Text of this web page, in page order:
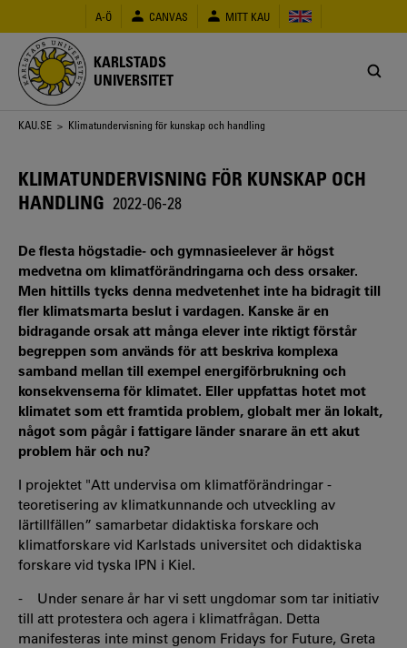
huvudinnehåll
A-Ö CANVAS MITT KAU
KARLSTADS
UNIVERSITET
Länkstig
KAU.SE > Klimatundervisning för kunskap och handling
KLIMATUNDERVISNING FÖR KUNSKAP OCH
HANDLING 2022-06-28
De flesta högstadie- och gymnasieelever är högst
medvetna om klimatförändringarna och dess orsaker.
Men hittills tycks denna medvetenhet inte ha bidragit till
fler klimatsmarta beslut i vardagen. Kanske är en
bidragande orsak att många elever inte riktigt förstår
begreppen som används för att beskriva komplexa
samband mellan till exempel energiförbrukning och
konsekvenserna för klimatet. Eller uppfattas hotet mot
klimatet som ett framtida problem, globalt mer än lokalt,
något som pågår i fattigare länder snarare än ett akut
problem här och nu?
I projektet "Att undervisa om klimatförändringar -
teoretisering av klimatkunnande och utveckling av
lärtillfällen” samarbetar didaktiska forskare och
klimatforskare vid Karlstads universitet och didaktiska
forskare vid tyska IPN i Kiel.
- Under senare år har vi sett ungdomar som tar initiativ
till att protestera och agera i klimatfrågan. Detta
manifesteras inte minst genom Fridays for Future, Greta